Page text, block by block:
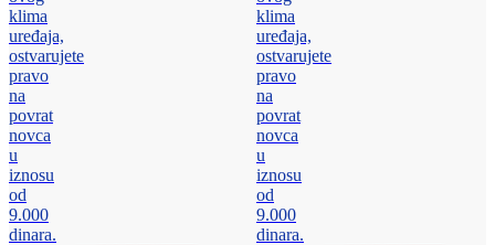
klima
uređaja,
ostvarujete
pravo
na
povrat
novca
u
iznosu
od
9.000
dinara.
klima
uređaja,
ostvarujete
pravo
na
povrat
novca
u
iznosu
od
9.000
dinara.